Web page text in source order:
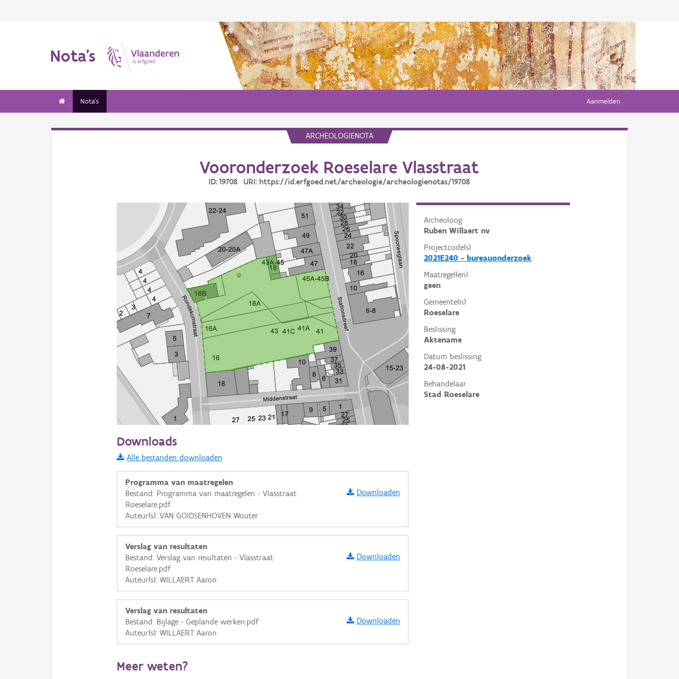
Nota's
Nota's Aanmelden
ARCHEOLOGIENOTA
Vooronderzoek Roeselare Vlasstraat
ID: 19708 URI: https://id.erfgoed.net/archeologie/archeologienotas/19708
Archeoloog
Ruben Willaert nv
Projectcode(s)
2021E240 - bureauonderzoek
Maatregel(en)
geen
Gemeente(n)
Roeselare
Beslissing
Aktename
Datum beslissing
24-08-2021
Behandelaar
Stad Roeselare
Informatie Vlaanderen
i
+ −
Basis Lagen
Ortho
GRB-Basiskaart
Downloads
Alle bestanden downloaden
Programma van maatregelen
Bestand: Programma van maatregelen - Vlasstraat
Roeselare.pdf
Auteur(s): VAN GOIDSENHOVEN Wouter
Downloaden
Verslag van resultaten
Bestand: Verslag van resultaten - Vlasstraat
Roeselare.pdf
Auteur(s): WILLAERT Aaron
Downloaden
Verslag van resultaten
Bestand: Bijlage - Geplande werken.pdf
Auteur(s): WILLAERT Aaron
Downloaden
Meer weten?